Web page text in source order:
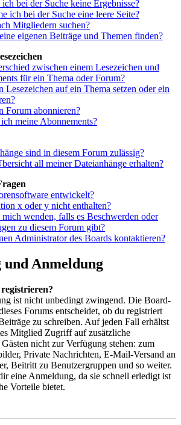
bei der Suche keine Ergebnisse?
ich bei der Suche eine leere Seite?
Mitgliedern suchen?
eigenen Beiträge und Themen finden?
zwischen einem Lesezeichen und
für ein Thema oder Forum?
Lesezeichen auf ein Thema setzen oder ein
Forum abonnieren?
meine Abonnements?
sind in diesem Forum zulässig?
all meiner Dateianhänge erhalten?
entwickelt?
x oder y nicht enthalten?
wenden, falls es Beschwerden oder
zu diesem Forum gibt?
Administrator des Boards kontaktieren?
Anmeldung
ist nicht unbedingt zwingend. Die Board-
Forums entscheidet, ob du registriert
zu schreiben. Auf jeden Fall erhältst
Mitglied Zugriff auf zusätzliche
nicht zur Verfügung stehen: zum
Private Nachrichten, E-Mail-Versand an
Beitritt zu Benutzergruppen und so weiter.
eine Anmeldung, da sie schnell erledigt ist
Vorteile bietet.